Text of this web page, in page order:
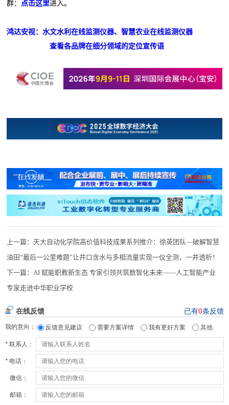
群： 点击这里进入。
鸿达安视：水文水利在线监测仪器、智慧农业在线监测仪器
查看各品牌在细分领域的定位宣传语
上一篇：天大自动化学院高价值科技成果系列推介：徐英团队—破解智慧
油田“最后一公里难题”让井口含水与多相流量实现一仪全测，一井透析！
下一篇：AI 赋能职教新生态 专家引领共筑数智化未来——人工智能产业
专家走进中华职业学校